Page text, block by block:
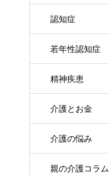
認知症
若年性認知症
精神疾患
介護とお金
介護の悩み
親の介護コラム